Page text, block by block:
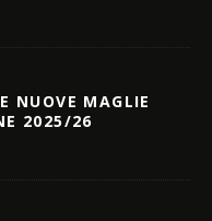
NUOVE MAGLIE
2025/26